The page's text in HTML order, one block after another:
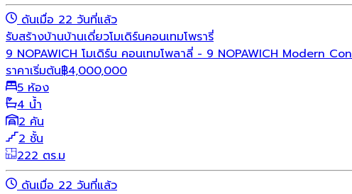
ดันเมื่อ 22 วันที่แล้ว
รับสร้างบ้านบ้านเดี่ยวโมเดิร์นคอนเทมโพรารี่
9 NOPAWICH โมเดิร์น คอนเทมโพลาลี่ - 9 NOPAWICH Modern
ราคาเริ่มต้น฿4,000,000
5 ห้อง
4 น้ำ
2 คัน
2 ชั้น
222 ตร.ม
ดันเมื่อ 22 วันที่แล้ว